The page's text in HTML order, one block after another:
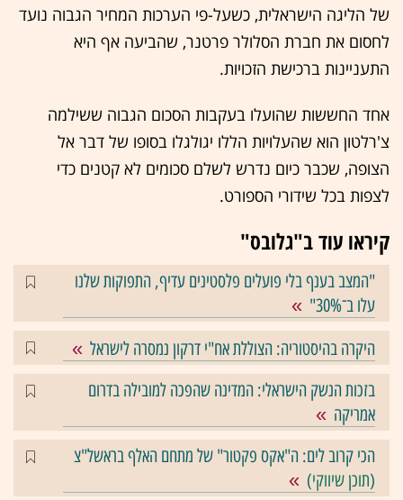
של הליגה הישראלית, כשעל-פי הערכות המחיר הגבוה נועד
לחסום את חברת הסלולר פרטנר, שהביעה אף היא
התעניינות ברכישת הזכויות.
אחד החששות שהועלו בעקבות הסכום הגבוה ששילמה
צ'רלטון הוא שהעלויות הללו יגולגלו בסופו של דבר אל
הצופה, שכבר כיום נדרש לשלם סכומים לא קטנים כדי
לצפות בכל שידורי הספורט.
קיראו עוד ב"גלובס"
"המצב בענף בלי פועלים פלסטינים עדיף, התפוקות שלנו
עלו ב־30%"
היקרה בהיסטוריה: הצוללת אח"י דרקון נמסרה לישראל
בזכות הנשק הישראלי: המדינה שהפכה למובילה בדרום
אמריקה
הכי קרוב לים: ה"אקס פקטור" של מתחם האלף בראשל"צ
(תוכן שיווקי)